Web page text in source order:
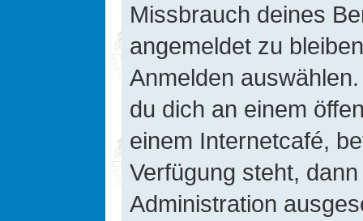
Missbrauch deines
angemeldet zu
Anmelden
du dich an einem
einem Internetcafé,
Verfügung steht,
Administration